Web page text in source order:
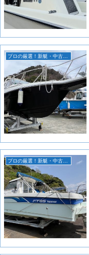
プロの厳選！新艇・中古艇情報！
プロの厳選！新艇・中古艇情報！